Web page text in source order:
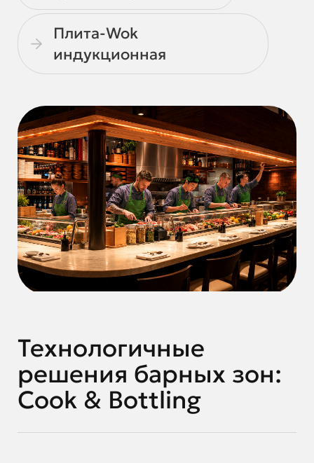
Плита-Wok
индукционная
Технологичные
решения барных зон:
Cook & Bottling